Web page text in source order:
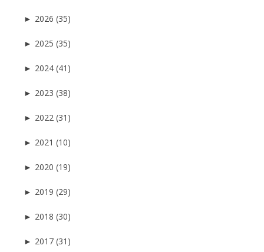
► 2026 (35)
► 2025 (35)
► 2024 (41)
► 2023 (38)
► 2022 (31)
► 2021 (10)
► 2020 (19)
► 2019 (29)
► 2018 (30)
► 2017 (31)